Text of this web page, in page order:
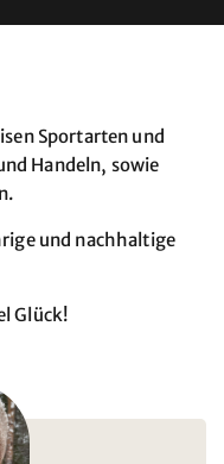
Sportarten und
Handeln, sowie
und nachhaltige
Glück!